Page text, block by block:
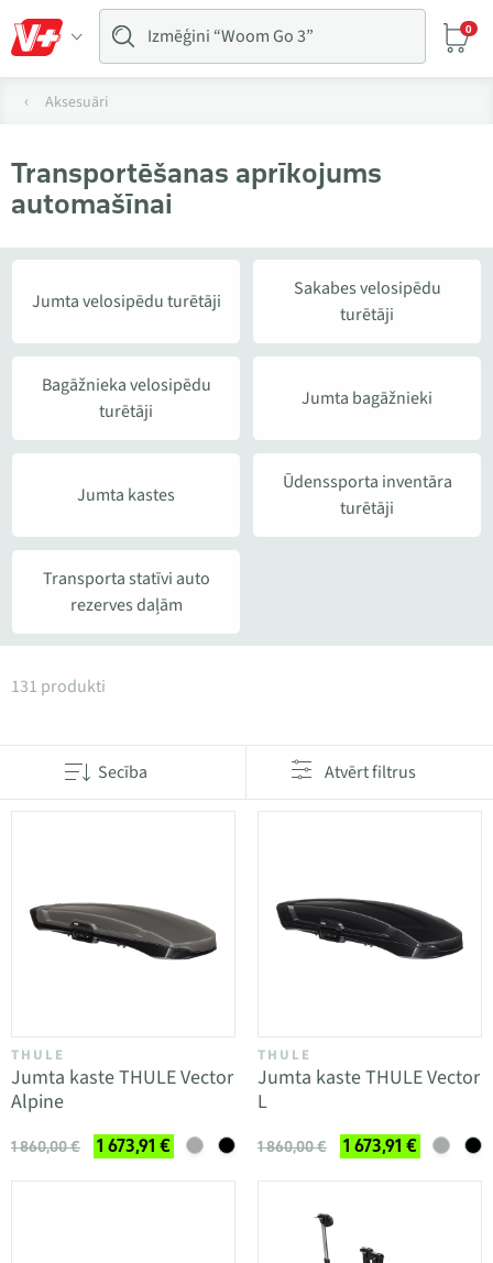
0
Aksesuāri
Transportēšanas aprīkojums
automašīnai
Jumta velosipēdu turētāji
Sakabes velosipēdu
turētāji
Bagāžnieka velosipēdu
turētāji
Jumta bagāžnieki
Jumta kastes
Ūdenssporta inventāra
turētāji
Transporta statīvi auto
rezerves daļām
Produkti kategorijā Transportēšanas aprīkojums
131 produkti
Secība Atvērt filtrus
THULE
Jumta kaste THULE Vector
Alpine
1 860,00 € 1 673,91 €
THULE
Jumta kaste THULE Vector
L
1 860,00 € 1 673,91 €